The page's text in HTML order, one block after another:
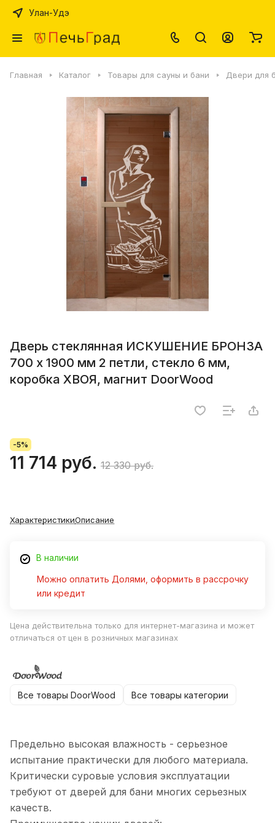
Улан-Удэ
Главная Каталог Товары для сауны и бани Двери для
Дверь стеклянная ИСКУШЕНИЕ БРОНЗА
700 х 1900 мм 2 петли, стекло 6 мм,
коробка ХВОЯ, магнит DoorWood
-5%
11 714 руб. 12 330 руб.
ХарактеристикиОписание
В наличии
Можно оплатить Долями, оформить в рассрочку
или кредит
Цена действительна только для интернет-магазина и может
отличаться от цен в розничных магазинах
Все товары DoorWood Все товары категории
Предельно высокая влажность - серьезное
испытание практически для любого материала.
Критически суровые условия эксплуатации
требуют от дверей для бани многих серьезных
качеств.